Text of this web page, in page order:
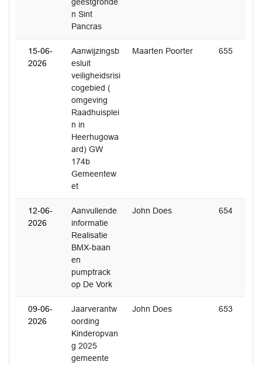
n Sint
Pancras
15-06-
2026
Aanwijzingsb
esluit
veiligheidsrisi
cogebied (
omgeving
Raadhuisplei
n in
Heerhugowa
ard) GW
174b
Gemeentew
et
Maarten Poorter 655
12-06-
2026
Aanvullende
informatie
Realisatie
BMX-baan
en
pumptrack
op De Vork
John Does 654
09-06-
2026
Jaarverantw
oording
Kinderopvan
g 2025
gemeente
John Does 653